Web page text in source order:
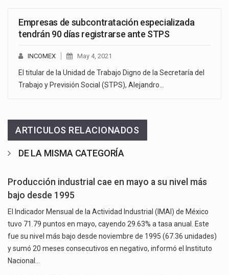
Empresas de subcontratación especializada
tendrán 90 días registrarse ante STPS
INCOMEX May 4, 2021
El titular de la Unidad de Trabajo Digno de la Secretaría del
Trabajo y Previsión Social (STPS), Alejandro…
ARTICULOS RELACIONADOS
DE LA MISMA CATEGORÍA
Producción industrial cae en mayo a su nivel más
bajo desde 1995
El Indicador Mensual de la Actividad Industrial (IMAI) de México
tuvo 71.79 puntos en mayo, cayendo 29.63% a tasa anual. Este
fue su nivel más bajo desde noviembre de 1995 (67.36 unidades)
y sumó 20 meses consecutivos en negativo, informó el Instituto
Nacional…